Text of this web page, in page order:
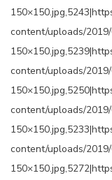
content/uploads/
content/uploads/
content/uploads/
content/uploads/2019/